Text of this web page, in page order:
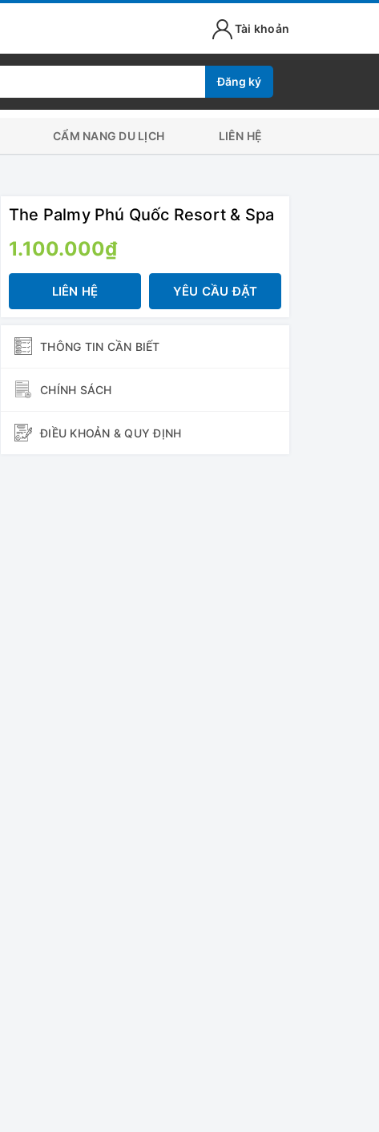
Tài khoản
Đăng ký
CẨM NANG DU LỊCH LIÊN HỆ
The Palmy Phú Quốc Resort & Spa
1.100.000₫
LIÊN HỆ YÊU CẦU ĐẶT
THÔNG TIN CẦN BIẾT
CHÍNH SÁCH
ĐIỀU KHOẢN & QUY ĐỊNH